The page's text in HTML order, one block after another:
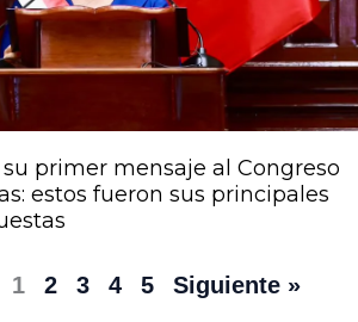
primer mensaje al Congreso
estos fueron sus principales
1 2 3 4 5 Siguiente »